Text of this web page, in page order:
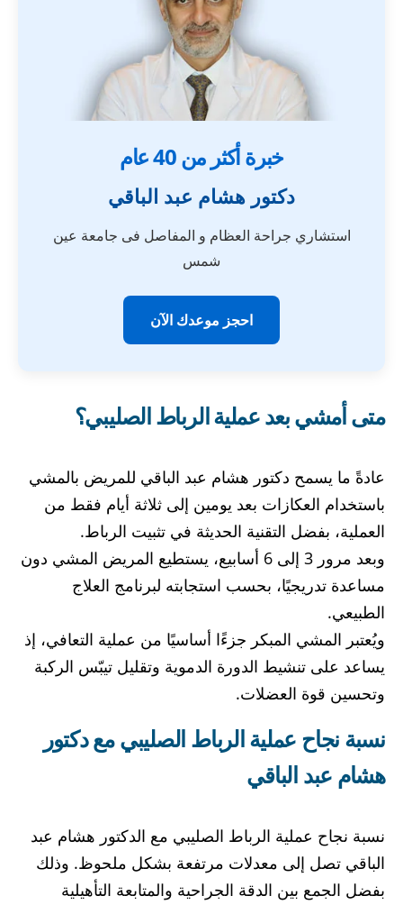
خبرة أكثر من 40 عام
دكتور هشام عبد الباقي
استشاري جراحة العظام و المفاصل فى جامعة عين
شمس
احجز موعدك الآن
متى أمشي بعد عملية الرباط الصليبي؟
عادةً ما يسمح دكتور هشام عبد الباقي للمريض بالمشي
باستخدام العكازات بعد يومين إلى ثلاثة أيام فقط من
العملية، بفضل التقنية الحديثة في تثبيت الرباط.
وبعد مرور 3 إلى 6 أسابيع، يستطيع المريض المشي دون
مساعدة تدريجيًا، بحسب استجابته لبرنامج العلاج
الطبيعي.
ويُعتبر المشي المبكر جزءًا أساسيًا من عملية التعافي، إذ
يساعد على تنشيط الدورة الدموية وتقليل تيبّس الركبة
وتحسين قوة العضلات.
نسبة نجاح عملية الرباط الصليبي مع دكتور
هشام عبد الباقي
نسبة نجاح عملية الرباط الصليبي مع الدكتور هشام عبد
الباقي تصل إلى معدلات مرتفعة بشكل ملحوظ. وذلك
بفضل الجمع بين الدقة الجراحية والمتابعة التأهيلية